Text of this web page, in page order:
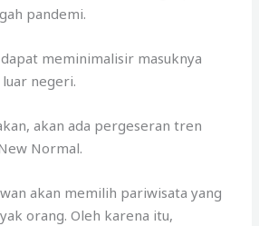
pandemi.
meminimalisir masuknya
negeri.
akan ada pergeseran tren
Normal.
akan memilih pariwisata yang
orang. Oleh karena itu,